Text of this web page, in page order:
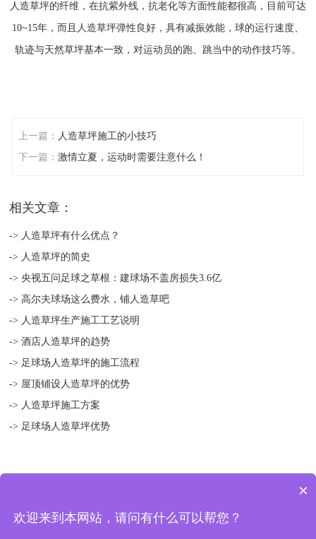
人造草坪的纤维，在抗紫外线，抗老化等方面性能都很高，目前可达
10~15年，而且人造草坪弹性良好，具有减振效能，球的运行速度、
轨迹与天然草坪基本一致，对运动员的跑、跳当中的动作技巧等。
上一篇： 人造草坪施工的小技巧
下一篇：激情立夏，运动时需要注意什么！
相关文章：
-> 人造草坪有什么优点？
-> 人造草坪的简史
-> 央视五问足球之草根：建球场不盖房损失3.6亿
-> 高尔夫球场这么费水，铺人造草吧
-> 人造草坪生产施工工艺说明
-> 酒店人造草坪的趋势
-> 足球场人造草坪的施工流程
-> 屋顶铺设人造草坪的优势
-> 人造草坪施工方案
-> 足球场人造草坪优势
版权所有 © 2018-2021 扬州绿宝人造草坪有限公司 地址：中国 江苏
×
欢迎来到本网站，请问有什么可以帮您？